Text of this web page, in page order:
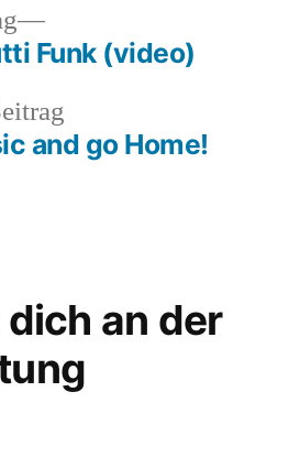
Beitrag:
and go Home!
Nächster
Beitrag:
Funk (video)
an der